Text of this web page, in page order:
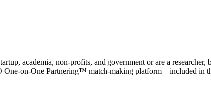
academia, non-profits, and government or are a
One-on-One Partnering™ match-making platform—included in